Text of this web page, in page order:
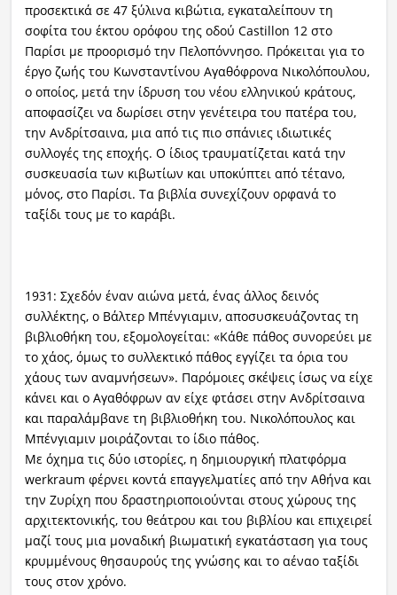
προσεκτικά σε 47 ξύλινα κιβώτια, εγκαταλείπουν τη
σοφίτα του έκτου ορόφου της οδού Castillon 12 στο
Παρίσι με προορισμό την Πελοπόννησο. Πρόκειται για το
έργο ζωής του Κωνσταντίνου Αγαθόφρονα Νικολόπουλου,
ο οποίος, μετά την ίδρυση του νέου ελληνικού κράτους,
αποφασίζει να δωρίσει στην γενέτειρα του πατέρα του,
την Ανδρίτσαινα, μια από τις πιο σπάνιες ιδιωτικές
συλλογές της εποχής. Ο ίδιος τραυματίζεται κατά την
συσκευασία των κιβωτίων και υποκύπτει από τέτανο,
μόνος, στο Παρίσι. Τα βιβλία συνεχίζουν ορφανά το
ταξίδι τους με το καράβι.
1931: Σχεδόν έναν αιώνα μετά, ένας άλλος δεινός
συλλέκτης, ο Βάλτερ Μπένγιαμιν, αποσυσκευάζοντας τη
βιβλιοθήκη του, εξομολογείται: «Κάθε πάθος συνορεύει με
το χάος, όμως το συλλεκτικό πάθος εγγίζει τα όρια του
χάους των αναμνήσεων». Παρόμοιες σκέψεις ίσως να είχε
κάνει και ο Αγαθόφρων αν είχε φτάσει στην Ανδρίτσαινα
και παραλάμβανε τη βιβλιοθήκη του. Νικολόπουλος και
Μπένγιαμιν μοιράζονται το ίδιο πάθος.
Με όχημα τις δύο ιστορίες, η δημιουργική πλατφόρμα
werkraum φέρνει κοντά επαγγελματίες από την Αθήνα και
την Ζυρίχη που δραστηριοποιούνται στους χώρους της
αρχιτεκτονικής, του θεάτρου και του βιβλίου και επιχειρεί
μαζί τους μια μοναδική βιωματική εγκατάσταση για τους
κρυμμένους θησαυρούς της γνώσης και το αέναο ταξίδι
τους στον χρόνο.